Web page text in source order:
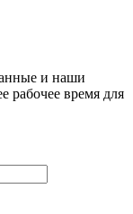
и наши
рабочее время для